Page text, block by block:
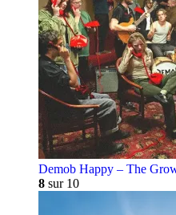
Demob Happy – The
8 sur 10